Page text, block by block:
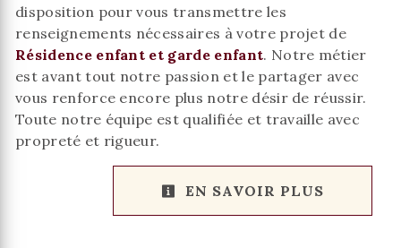
disposition pour vous transmettre les
renseignements nécessaires à votre projet de
Résidence enfant et garde enfant. Notre métier
est avant tout notre passion et le partager avec
vous renforce encore plus notre désir de réussir.
Toute notre équipe est qualifiée et travaille avec
propreté et rigueur.
EN SAVOIR PLUS